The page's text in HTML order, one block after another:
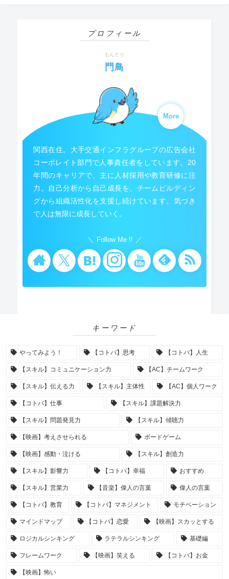
プロフィール
もんとり
門鳥
More
関西在住。大手交通インフラグループの広告会社
コーポレイト部門で人事責任者をしています。20
年間のキャリアで、主に人材採用や教育研修に注
力。自己分析から自己成長を、チームビルディン
グから組織活性化を支援し続けています。気づき
で人は無限に成長していく。
Follow Me !!
キーワード
やってみよう！ 【コトバ】思考 【コトバ】人生
【スキル】コミュニケーション力 【AC】チームワーク
【スキル】伝える力 【スキル】主体性 【AC】個人ワーク
【コトバ】仕事 【スキル】課題解決力
【スキル】問題発見力 【スキル】傾聴力
【映画】考えさせられる ボードゲーム
【映画】感動・泣ける 【スキル】創造力
【スキル】影響力 【コトバ】幸福 おすすめ
【スキル】営業力 【音楽】偉人の言葉 偉人の言葉
【コトバ】教育 【コトバ】マネジメント モチベーション
マインドマップ 【コトバ】恋愛 【映画】スカッとする
ロジカルシンキング ラテラルシンキング 基礎編
フレームワーク 【映画】笑える 【コトバ】お金
【映画】怖い